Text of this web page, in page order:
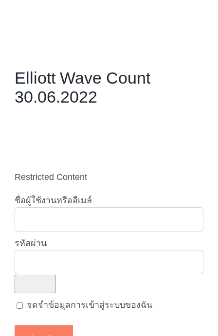
Elliott Wave Count
30.06.2022
Restricted Content
ชื่อผู้ใช้งานหรืออีเมล์
รหัสผ่าน
จดจำข้อมูลการเข้าสู่ระบบของฉัน